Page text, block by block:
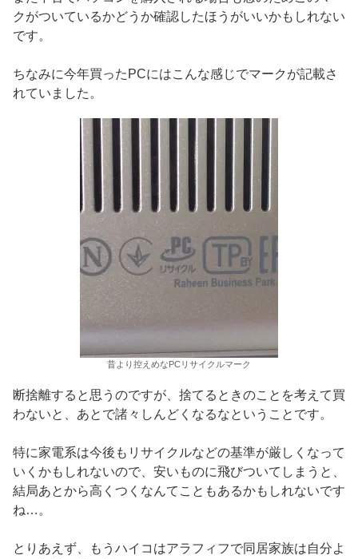
クがついているかどうか確認したほうがいいかもしれない
です。
ちなみに今年買ったPCにはこんな感じでマークが記載さ
れていました。
昔より控えめなPCリサイクルマーク
断捨離すると思うのですが、捨てるときのことを考えて買
わないと、あとで諸々しんどくなるなということです。
特に家電系は今後もリサイクルなどの基準が厳しくなって
いくかもしれないので、安いものに飛びついてしまうと、
結局あとから高くつくなんてこともあるかもしれないです
ね…。
とりあえず、もうハイコはアラフィフで同居家族は自分よ